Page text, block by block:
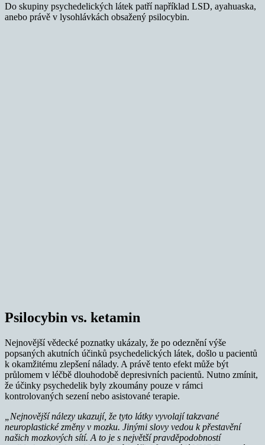
Do skupiny psychedelických látek patří například LSD, ayahuaska,
anebo právě v lysohlávkách obsažený psilocybin.
Psilocybin vs. ketamin
Nejnovější vědecké poznatky ukázaly, že po odeznění výše
popsaných akutních účinků psychedelických látek, došlo u pacientů
k okamžitému zlepšení nálady. A právě tento efekt může být
průlomem v léčbě dlouhodobě depresivních pacientů. Nutno zmínit,
že účinky psychedelik byly zkoumány pouze v rámci
kontrolovaných sezení nebo asistované terapie.
„Nejnovější nálezy ukazují, že tyto látky vyvolají takzvané
neuroplastické změny v mozku. Jinými slovy vedou k přestavění
našich mozkových sítí. A to je s největší pravděpodobností